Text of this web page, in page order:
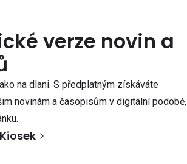
verze novin a
na dlani. S předplatným získáváte
novinám a časopisům v digitální podobě,